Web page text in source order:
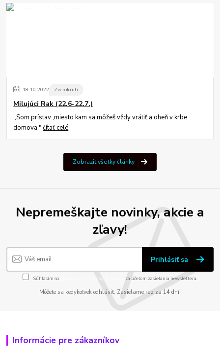
18.10.2022 Zverokruh
Milujúci Rak (22.6-22.7.)
,,Som prístav ,miesto kam sa môžeš vždy vrátiť a oheň v krbe
domova."čítať celé
Zobraziť všetky články
Nepremeškajte novinky, akcie a
zľavy!
Prihlásiť sa
Súhlasím so spracovaním osobných údajov za účelom zasielania newslettera.
Môžete sa kedykoľvek odhlásiť. Zasielame raz za 14 dní.
Informácie pre zákazníkov